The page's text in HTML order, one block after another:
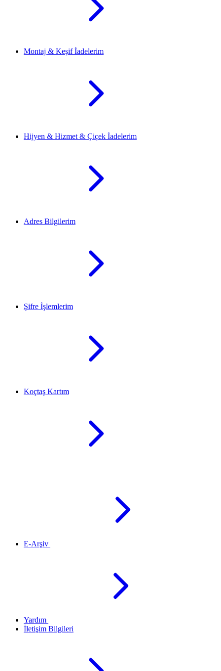
Montaj & Keşif İadelerim
Hijyen & Hizmet & Çiçek İadelerim
Adres Bilgilerim
Şifre İşlemlerim
Koçtaş Kartım
E-Arşiv
Yardım
İletişim Bilgileri